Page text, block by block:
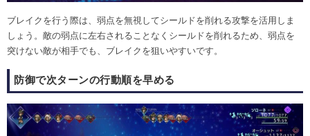
ブレイクを行う際は、弱点を無視してシールドを削れる攻撃を活用しま
しょう。敵の弱点に左右されることなくシールドを削れるため、弱点を
突けない敵が相手でも、ブレイクを狙いやすいです。
防御で次ターンの行動順を早める